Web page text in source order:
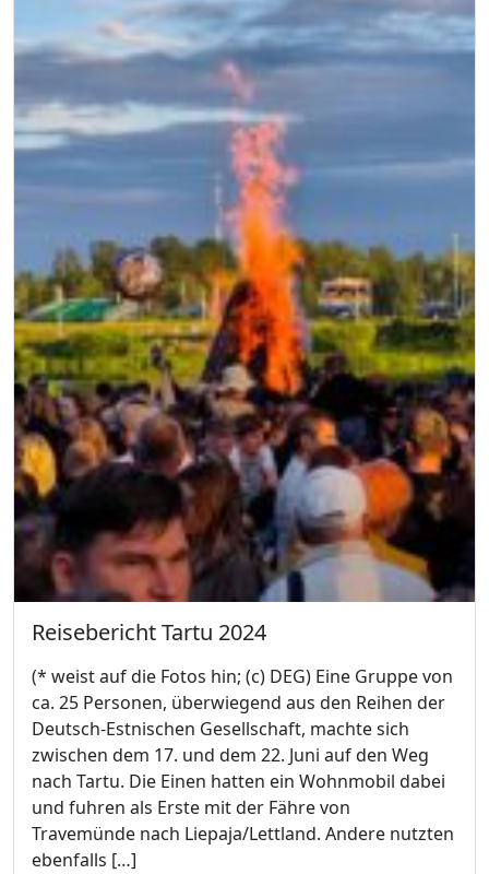
Reisebericht Tartu 2024
(* weist auf die Fotos hin; (c) DEG) Eine Gruppe von
ca. 25 Personen, überwiegend aus den Reihen der
Deutsch-Estnischen Gesellschaft, machte sich
zwischen dem 17. und dem 22. Juni auf den Weg
nach Tartu. Die Einen hatten ein Wohnmobil dabei
und fuhren als Erste mit der Fähre von
Travemünde nach Liepaja/Lettland. Andere nutzten
ebenfalls […]